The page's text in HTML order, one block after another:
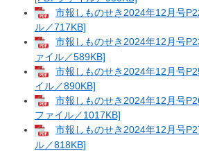
市報しものせき2024年12月号
ル／717KB]
市報しものせき2024年12月号
ァイル／589KB]
市報しものせき2024年12月号
イル／890KB]
市報しものせき2024年12月号
ファイル／1017KB]
市報しものせき2024年12月号
ル／818KB]